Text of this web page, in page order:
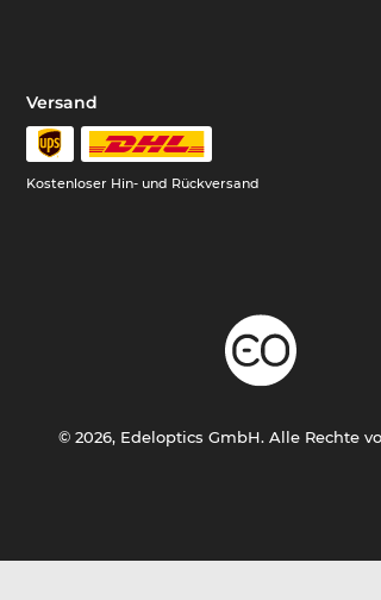
Versand
Kostenloser Hin- und Rückversand
© 2026, Edeloptics GmbH. Alle Rechte